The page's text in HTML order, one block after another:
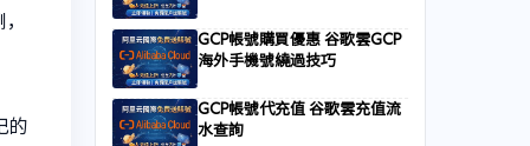
的
GCP帳號購買優惠 谷歌雲GCP
海外手機號繞過技巧
GCP帳號代充值 谷歌雲充值流
水查詢